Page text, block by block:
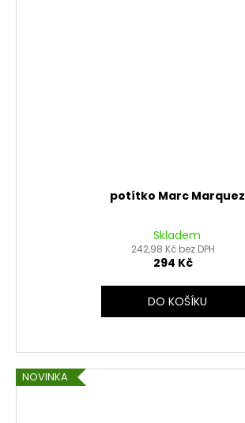
potítko Marc Marquez
Skladem
242,98 Kč bez DPH
294 Kč
DO KOŠÍKU
NOVINKA